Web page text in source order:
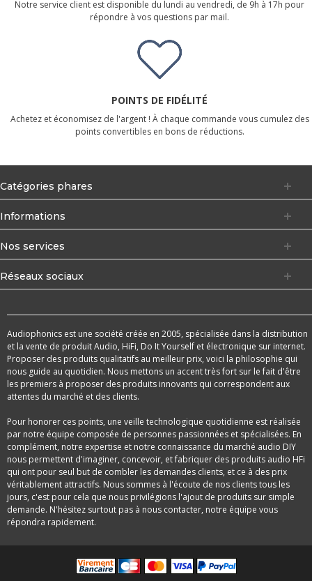
Notre service client est disponible du lundi au vendredi, de 9h à 17h pour
répondre à vos questions par mail.
POINTS DE FIDÉLITÉ
Achetez et économisez de l'argent ! À chaque commande vous cumulez des
points convertibles en bons de réductions.
Catégories phares
Informations
Nos services
Réseaux sociaux
Audiophonics est une société créée en 2005, spécialisée dans la distribution
et la vente de produit Audio, HiFi, Do It Yourself et électronique sur internet.
Proposer des produits qualitatifs au meilleur prix, voici la philosophie qui
nous guide au quotidien. Nous mettons un accent très fort sur le fait d'être
les premiers à proposer des produits innovants qui correspondent aux
attentes du marché et des clients.
Pour honorer ces points, une veille technologique quotidienne est réalisée
par notre équipe composée de personnes passionnées et spécialisées. En
complément, notre expertise et notre connaissance du marché audio DIY
nous permettent d'imaginer, concevoir, et fabriquer des produits audio HFi
qui ont pour seul but de combler les demandes clients, et ce à des prix
véritablement attractifs. Nous sommes à l'écoute de nos clients tous les
jours, c'est pour cela que nous privilégions l'ajout de produits sur simple
demande. N'hésitez surtout pas à nous contacter, notre équipe vous
répondra rapidement.